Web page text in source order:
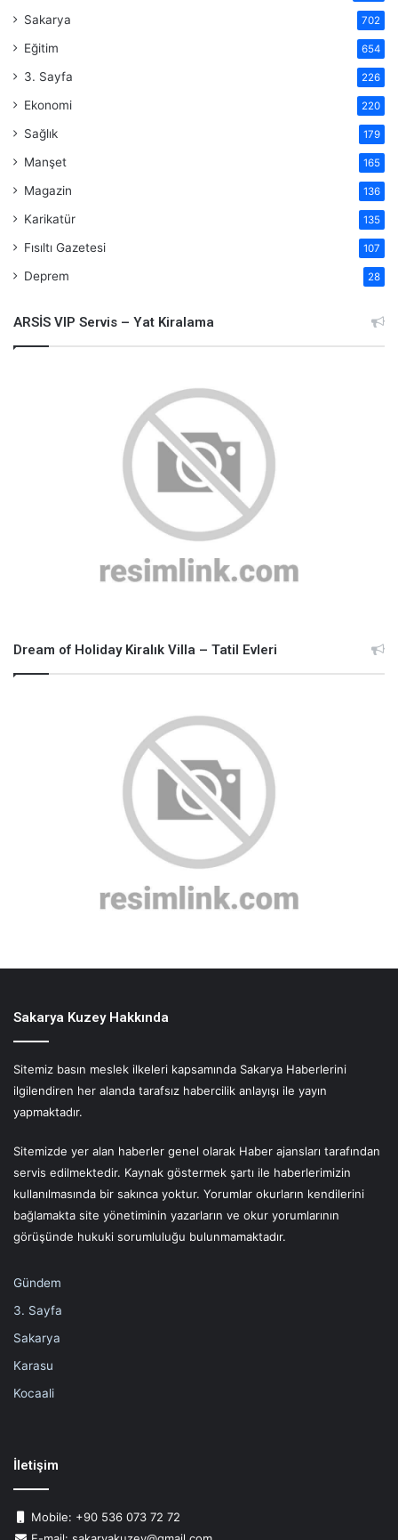
Sakarya 702
Eğitim 654
3. Sayfa 226
Ekonomi 220
Sağlık 179
Manşet 165
Magazin 136
Karikatür 135
Fısıltı Gazetesi 107
Deprem 28
ARSİS VIP Servis – Yat Kiralama
Dream of Holiday Kiralık Villa – Tatil Evleri
Sakarya Kuzey Hakkında
Sitemiz basın meslek ilkeleri kapsamında Sakarya Haberlerini
ilgilendiren her alanda tarafsız habercilik anlayışı ile yayın
yapmaktadır.
Sitemizde yer alan haberler genel olarak Haber ajansları tarafından
servis edilmektedir. Kaynak göstermek şartı ile haberlerimizin
kullanılmasında bir sakınca yoktur. Yorumlar okurların kendilerini
bağlamakta site yönetiminin yazarların ve okur yorumlarının
görüşünde hukuki sorumluluğu bulunmamaktadır.
Gündem
3. Sayfa
Sakarya
Karasu
Kocaali
İletişim
Mobile: +90 536 073 72 72